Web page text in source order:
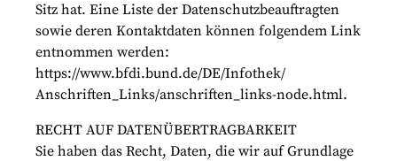
Sitz hat. Eine Liste der Datenschutzbeauftragten
sowie deren Kontaktdaten können folgendem Link
entnommen werden:
https://www.bfdi.bund.de/DE/Infothek/
Anschriften_Links/anschriften_links-node.html.
RECHT AUF DATENÜBERTRAGBARKEIT
Sie haben das Recht, Daten, die wir auf Grundlage